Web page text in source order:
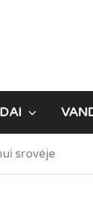
srovėje